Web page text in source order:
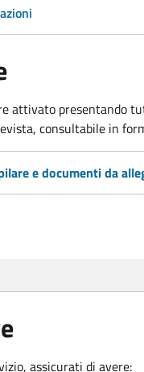
attivato presentando
consultabile in
e documenti da
assicurati di avere: